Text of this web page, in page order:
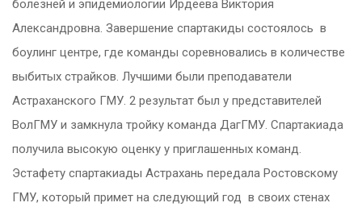
болезней и эпидемиологии Ирдеева Виктория
Александровна. Завершение спартакиды состоялось в
боулинг центре, где команды соревновались в количестве
выбитых страйков. Лучшими были преподаватели
Астраханского ГМУ. 2 результат был у представителей
ВолГМУ и замкнула тройку команда ДагГМУ. Спартакиада
получила высокую оценку у приглашенных команд.
Эстафету спартакиады Астрахань передала Ростовскому
ГМУ, который примет на следующий год в своих стенах